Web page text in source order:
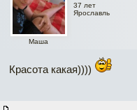
Маша
37 лет
Ярославль
Красота какая))))